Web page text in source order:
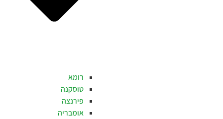
רומא
טוסקנה
פירנצה
אומבריה